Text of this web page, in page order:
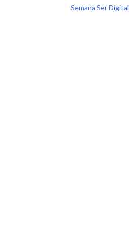
Semana Ser Digital